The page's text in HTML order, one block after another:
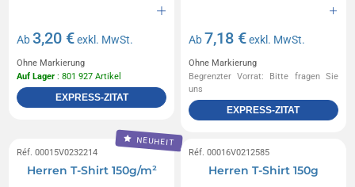
Ab3,20 €exkl. MwSt.
Ohne Markierung
Auf Lager : 801 927 Artikel
EXPRESS-ZITAT
Ab7,18 €exkl. MwSt.
Ohne Markierung
Begrenzter Vorrat: Bitte fragen Sie
uns
EXPRESS-ZITAT
NEUHEIT
Réf. 00015V0232214
Herren T-Shirt 150g/m²
Réf. 00016V0212585
Herren T-Shirt 150g